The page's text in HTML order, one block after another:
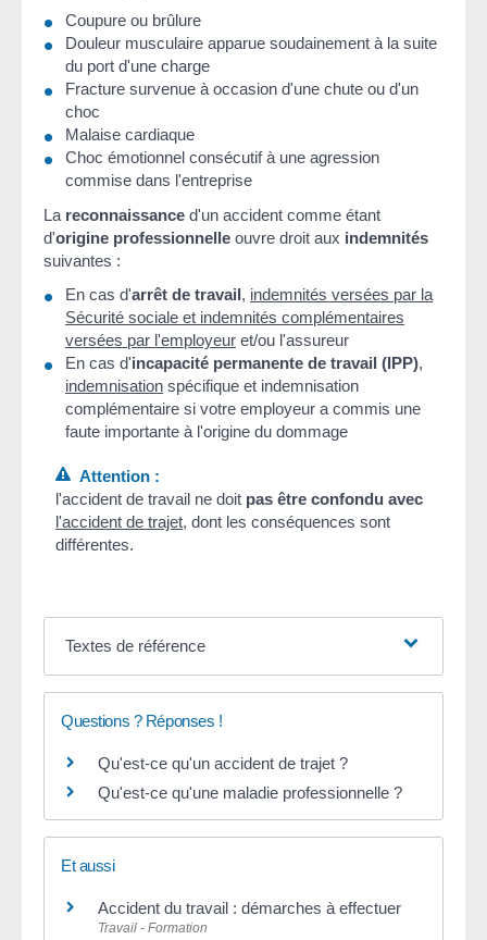
Coupure ou brûlure
Douleur musculaire apparue soudainement à la suite
du port d'une charge
Fracture survenue à occasion d'une chute ou d'un
choc
Malaise cardiaque
Choc émotionnel consécutif à une agression
commise dans l'entreprise
La reconnaissance d'un accident comme étant
d'origine professionnelle ouvre droit aux indemnités
suivantes :
En cas d'arrêt de travail, indemnités versées par la
Sécurité sociale et indemnités complémentaires
versées par l'employeur et/ou l'assureur
En cas d'incapacité permanente de travail (IPP),
indemnisation spécifique et indemnisation
complémentaire si votre employeur a commis une
faute importante à l'origine du dommage
Attention :
l'accident de travail ne doit pas être confondu avec
l'accident de trajet, dont les conséquences sont
différentes.
Textes de référence
Questions ? Réponses !
Qu'est-ce qu'un accident de trajet ?
Qu'est-ce qu'une maladie professionnelle ?
Et aussi
Accident du travail : démarches à effectuer
Travail - Formation